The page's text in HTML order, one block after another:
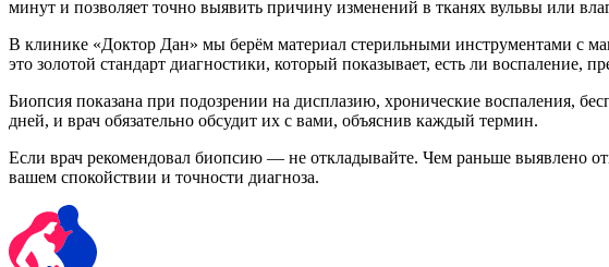
минут и позволяет точно выявить причину изменений в тканях вульвы или
В клинике «Доктор Дан» мы берём материал стерильными инструментами с
это золотой стандарт диагностики, который показывает, есть ли воспаление,
Биопсия показана при подозрении на дисплазию, хронические воспаления,
дней, и врач обязательно обсудит их с вами, объяснив каждый термин.
Если врач рекомендовал биопсию — не откладывайте. Чем раньше выявлено
вашем спокойствии и точности диагноза.